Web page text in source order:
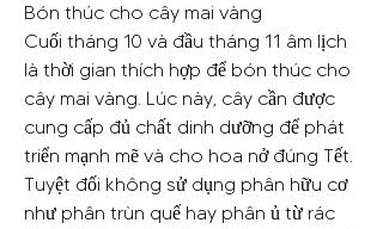
Bón thúc cho cây mai vàng
Cuối tháng 10 và đầu tháng 11 âm lịch
là thời gian thích hợp để bón thúc cho
cây mai vàng. Lúc này, cây cần được
cung cấp đủ chất dinh dưỡng để phát
triển mạnh mẽ và cho hoa nở đúng Tết.
Tuyệt đối không sử dụng phân hữu cơ
như phân trùn quế hay phân ủ từ rác